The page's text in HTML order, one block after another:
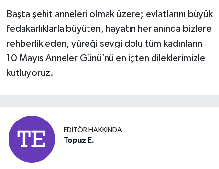
Başta şehit anneleri olmak üzere; evlatlarını büyük
fedakarlıklarla büyüten, hayatın her anında bizlere
rehberlik eden, yüreği sevgi dolu tüm kadınların
10 Mayıs Anneler Günü’nü en içten dileklerimizle
kutluyoruz.
EDITÖR HAKKINDA
Topuz E.